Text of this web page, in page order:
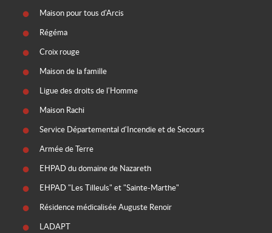
Maison pour tous d'Arcis
Régéma
Croix rouge
Maison de la famille
Ligue des droits de l'Homme
Maison Rachi
Service Départemental d'Incendie et de Secours
Armée de Terre
EHPAD du domaine de Nazareth
EHPAD "Les Tilleuls" et "Sainte-Marthe"
Résidence médicalisée Auguste Renoir
LADAPT